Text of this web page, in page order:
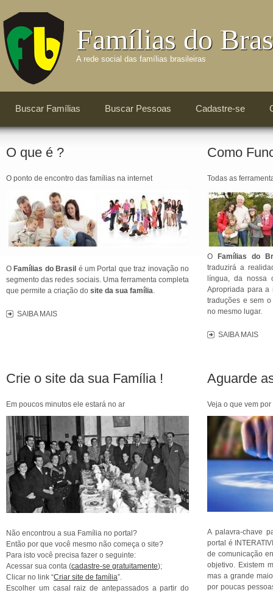
Famílias do
A rede social das famílias brasileiras
Buscar Famílias Buscar Pessoas Cadastre-se
O que é ?
O ponto de encontro das famílias na internet
O Famílias do Brasil é um Portal que traz inovação no
segmento das redes sociais. Uma ferramenta completa
que permite a criação do site da sua família.
SAIBA MAIS
Como
Todas as
O
Famílias do
traduzirá a
língua, da nossa
Apropriada para a
traduções e sem
no mesmo lugar.
SAIBA MAIS
Crie o site da sua Família !
Em poucos minutos ele estará no ar
Não encontrou a sua Família no portal?
Então por que você mesmo não começa o site?
Para isto você precisa fazer o seguinte:
Acessar sua conta (cadastre-se gratuitamente);
Clicar no link “Criar site de família”.
Escolher um casal raiz de antepassados a partir do
Aguarde
Veja o que vem por
A palavra-chave
portal é
de comunicação
objetivo. Existem
mas a grande
por poucas